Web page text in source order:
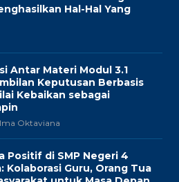
Hal-Hal Yang
Antar Materi Modul 3.1
Keputusan Berbasis
Kebaikan sebagai
Oktaviana
Positif di SMP Negeri 4
Kolaborasi Guru, Orang Tua